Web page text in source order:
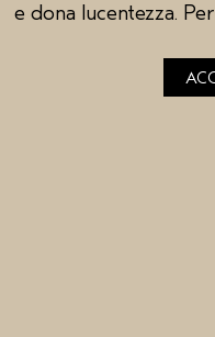
e dona lucentezza.